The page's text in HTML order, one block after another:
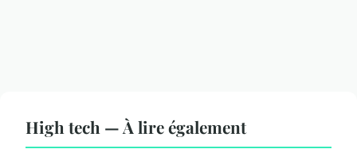
High tech — À lire également